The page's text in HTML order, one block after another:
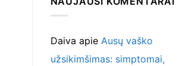
Daiva apie Ausų vaško
užsikimšimas: simptomai,